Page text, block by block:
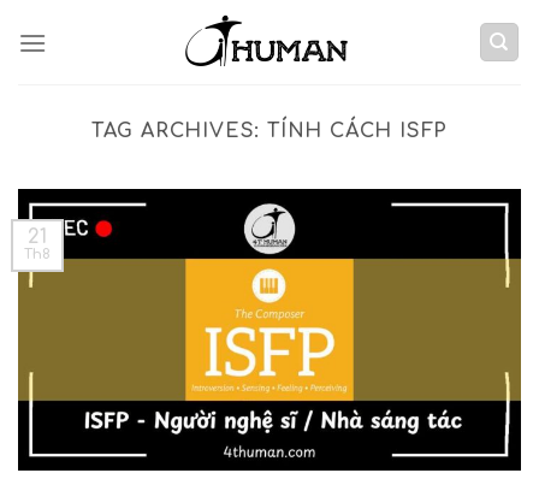
TAG ARCHIVES: TÍNH CÁCH ISFP
21
Th8